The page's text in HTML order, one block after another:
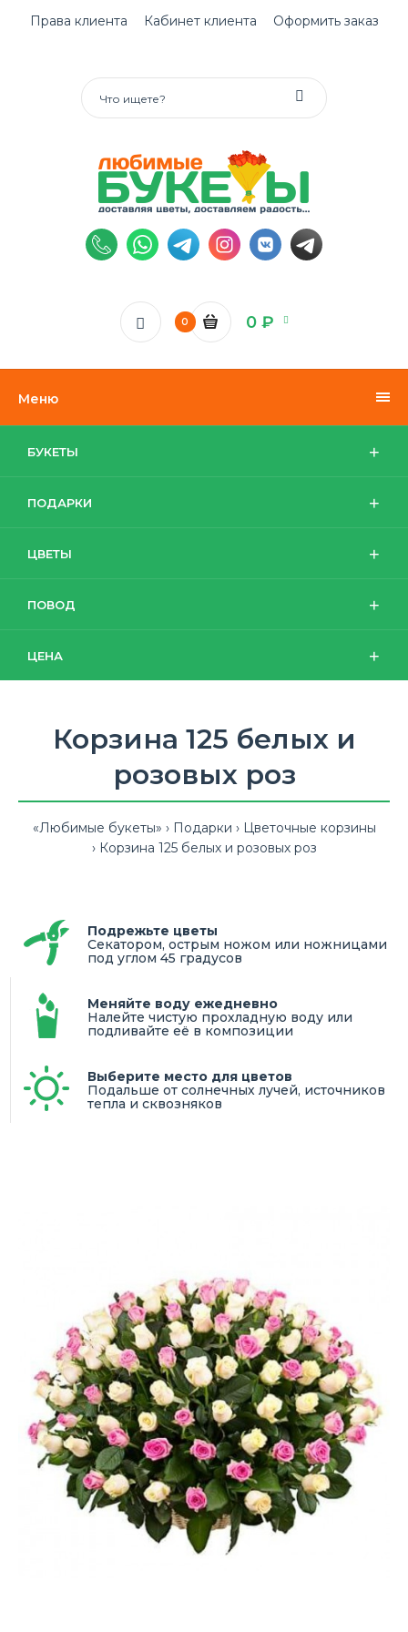
Права клиента Кабинет клиента Оформить заказ
0 0 ₽
Меню
БУКЕТЫ
ПОДАРКИ
ЦВЕТЫ
ПОВОД
ЦЕНА
Корзина 125 белых и
розовых роз
«Любимые букеты» Подарки
Цветочные корзины
Корзина 125 белых и розовых роз
Подрежьте цветы
Секатором, острым ножом или ножницами
под углом 45 градусов
Меняйте воду ежедневно
Налейте чистую прохладную воду или
подливайте её в композиции
Выберите место для цветов
Подальше от солнечных лучей, источников
тепла и сквозняков